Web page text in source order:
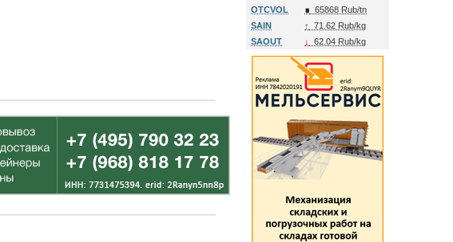
OTCVOL
∎ 65868 Rub/tn
SAIN
↑
71.62 Rub/kg
SAOUT
↓ 62.04 Rub/kg